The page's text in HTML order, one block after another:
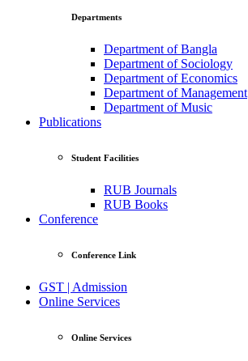
Departments
Department of Bangla
Department of Sociology
Department of Economics
Department of Management
Department of Music
Publications
Student Facilities
RUB Journals
RUB Books
Conference
Conference Link
GST | Admission
Online Services
Online Services